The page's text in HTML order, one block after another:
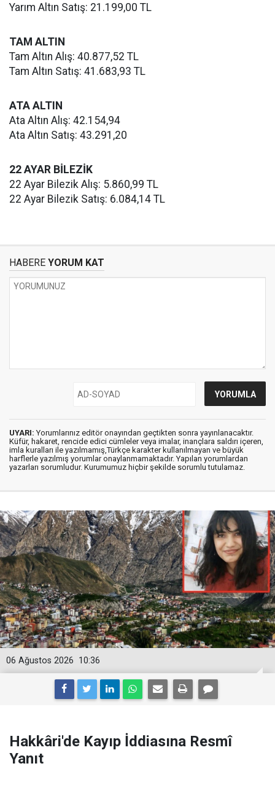
Yarım Altın Satış: 21.199,00 TL
TAM ALTIN
Tam Altın Alış: 40.877,52 TL
Tam Altın Satış: 41.683,93 TL
ATA ALTIN
Ata Altın Alış: 42.154,94
Ata Altın Satış: 43.291,20
22 AYAR BİLEZİK
22 Ayar Bilezik Alış: 5.860,99 TL
22 Ayar Bilezik Satış: 6.084,14 TL
HABERE YORUM KAT
UYARI: Yorumlarınız editör onayından geçtikten sonra yayınlanacaktır.
Küfür, hakaret, rencide edici cümleler veya imalar, inançlara saldırı içeren,
imla kuralları ile yazılmamış,Türkçe karakter kullanılmayan ve büyük
harflerle yazılmış yorumlar onaylanmamaktadır. Yapılan yorumlardan
yazarları sorumludur. Kurumumuz hiçbir şekilde sorumlu tutulamaz.
10:36
06 Ağustos 2026
Hakkâri'de Kayıp İddiasına Resmî
Yanıt